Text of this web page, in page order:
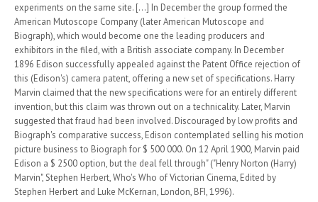
experiments on the same site. [...] In December the group formed the
American Mutoscope Company (later American Mutoscope and
Biograph), which would become one the leading producers and
exhibitors in the filed, with a British associate company. In December
1896 Edison successfully appealed against the Patent Office rejection of
this (Edison's) camera patent, offering a new set of specifications. Harry
Marvin claimed that the new specifications were for an entirely different
invention, but this claim was thrown out on a technicality. Later, Marvin
suggested that fraud had been involved. Discouraged by low profits and
Biograph's comparative success, Edison contemplated selling his motion
picture business to Biograph for $ 500 000. On 12 April 1900, Marvin paid
Edison a $ 2500 option, but the deal fell through" ("Henry Norton (Harry)
Marvin", Stephen Herbert, Who's Who of Victorian Cinema, Edited by
Stephen Herbert and Luke McKernan, London, BFI, 1996).